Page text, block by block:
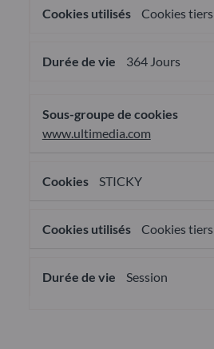
Cookies tiers
364 Jours
www.ultimedia.com
STICKY
Cookies tiers
Session